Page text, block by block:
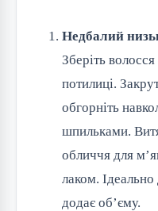
Недбалий
Зберіть
потилиці.
обгорніть
шпильками.
обличчя для
лаком.
додає об’єму.